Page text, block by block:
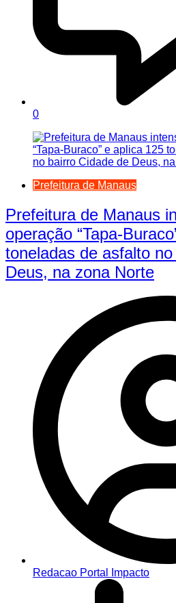
0
Prefeitura de Manaus
Prefeitura de Manaus
operação “Tapa-
toneladas de asfalto
Deus, na zona Norte
Redacao Portal Impacto